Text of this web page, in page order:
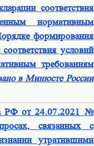
соответствия
нормативным
формирования
условий
требованиям
в Минюсте России
РФ от 24.07.2021 №
связанных с
утратившими